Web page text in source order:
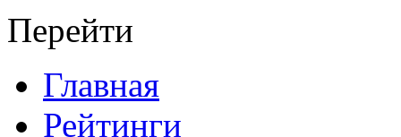
Перейти
Главная
Рейтинги